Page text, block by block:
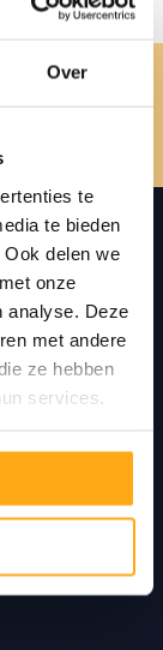
Over
te
te bieden
delen we
onze
analyse. Deze
met andere
ze hebben
services.